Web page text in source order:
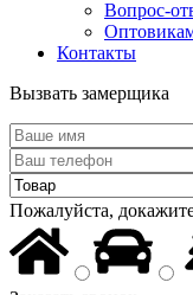
Вопрос-
Контакты
Вызвать замерщика
Пожалуйста,